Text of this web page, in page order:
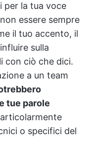
per la tua voce
essere sempre
il tuo accento, il
sulla
con ciò che dici.
a un team
tue parole
o specifici del